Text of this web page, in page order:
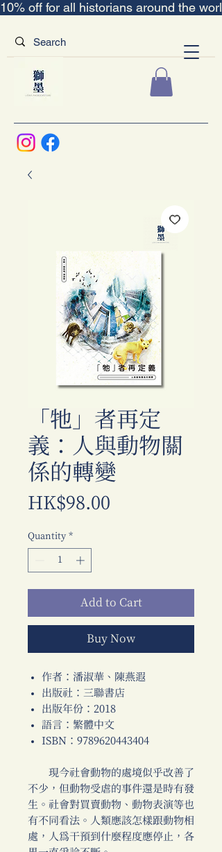
10% off for all historians around the
「牠」者再定
義：人與動物關
係的轉變
HK$98.00
Quantity *
Add to Cart
Buy Now
作者：潘淑華、陳燕遐
出版社：三聯書店
出版年份：2018
語言：繁體中文
ISBN：9789620443404
現今社會動物的處境似乎改善了
不少，但動物受虐的事件還是時有發
生。社會對買賣動物、動物表演等也
有不同看法。人類應該怎樣跟動物相
處，人為干預到什麼程度應停止，各